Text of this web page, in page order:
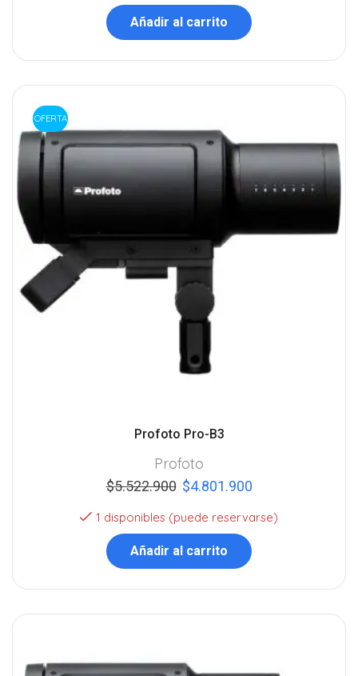
Añadir al carrito
OFERTA
Profoto Pro-B3
Profoto
$5.522.900 $4.801.900
1 disponibles (puede reservarse)
Añadir al carrito